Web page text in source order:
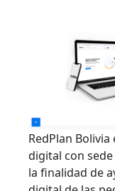
RedPlan
digital con
la finalidad de